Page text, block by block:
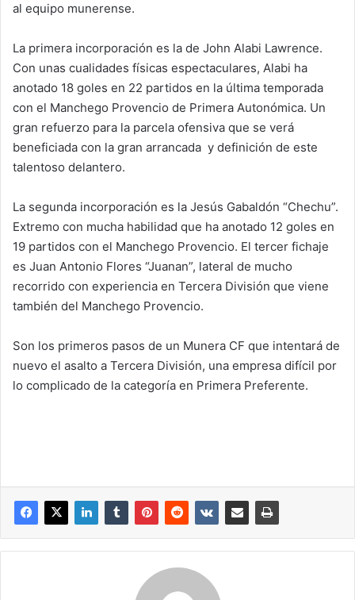
al equipo munerense.
La primera incorporación es la de John Alabi Lawrence.
Con unas cualidades físicas espectaculares, Alabi ha
anotado 18 goles en 22 partidos en la última temporada
con el Manchego Provencio de Primera Autonómica. Un
gran refuerzo para la parcela ofensiva que se verá
beneficiada con la gran arrancada y definición de este
talentoso delantero.
La segunda incorporación es la Jesús Gabaldón “Chechu”.
Extremo con mucha habilidad que ha anotado 12 goles en
19 partidos con el Manchego Provencio. El tercer fichaje
es Juan Antonio Flores “Juanan”, lateral de mucho
recorrido con experiencia en Tercera División que viene
también del Manchego Provencio.
Son los primeros pasos de un Munera CF que intentará de
nuevo el asalto a Tercera División, una empresa difícil por
lo complicado de la categoría en Primera Preferente.